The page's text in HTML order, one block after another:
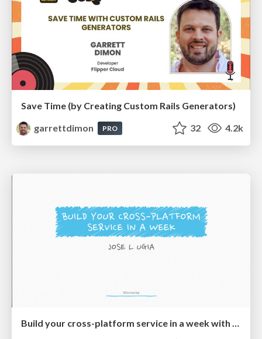
Save Time (by Creating Custom Rails Generators)
garrettdimon
PRO 32 4.2k
Build your cross-platform service in a week with App Engine